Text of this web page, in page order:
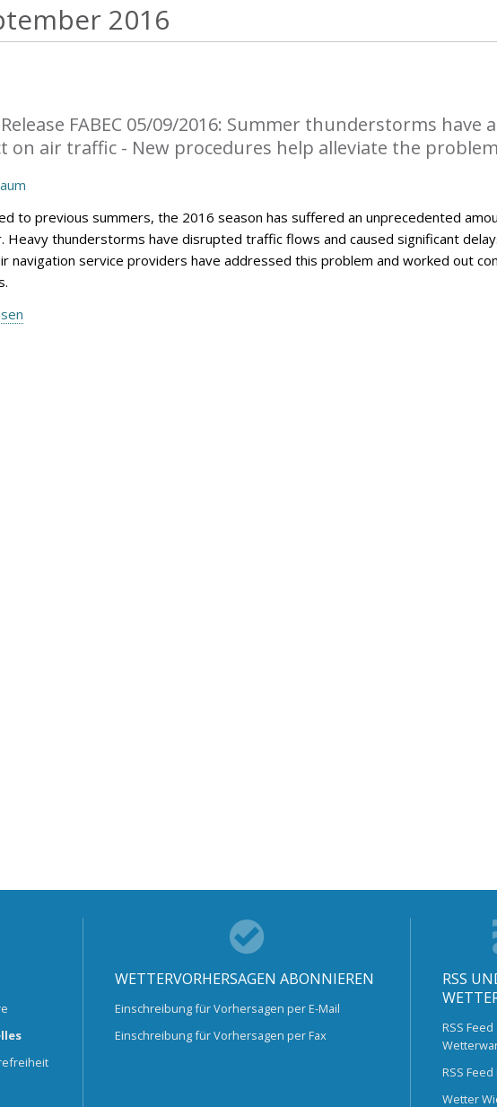
2016
FABEC 05/09/2016: Summer thunderstorms have
on air traffic - New procedures help alleviate the problem
to previous summers, the 2016 season has suffered an unprecedented
Heavy thunderstorms have disrupted traffic flows and caused significant
navigation service providers have addressed this problem and worked out
WETTERVORHERSAGEN ABONNIEREN
Einschreibung für Vorhersagen per E-Mail
Einschreibung für Vorhersagen per Fax
RSS
RSS Feed
RSS
Wetter